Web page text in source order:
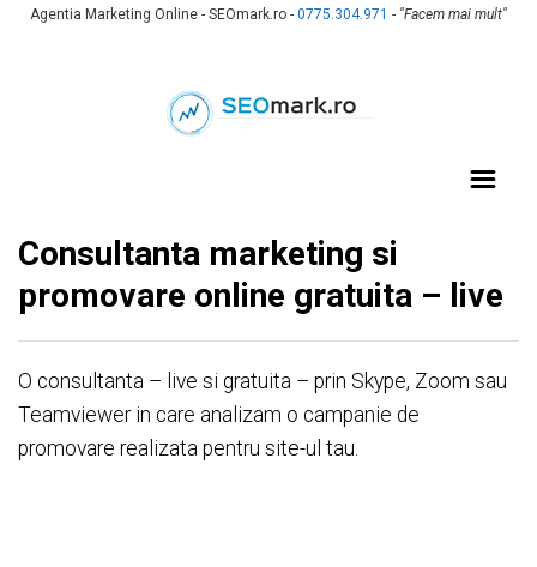
Agentia Marketing Online - SEOmark.ro - 0775.304.971 - "Facem mai mult"
Consultanta marketing si
promovare online gratuita – live
O consultanta – live si gratuita – prin Skype, Zoom sau
Teamviewer in care analizam o campanie de
promovare realizata pentru site-ul tau.